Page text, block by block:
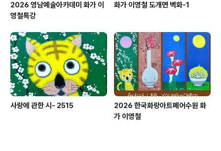
2026 영남예술아카데미 화가 이
영철특강
화가 이영철 도개면 벽화-1
사랑에 관한 시- 2515
2026 한국화랑아트페어수원 화
가 이영철